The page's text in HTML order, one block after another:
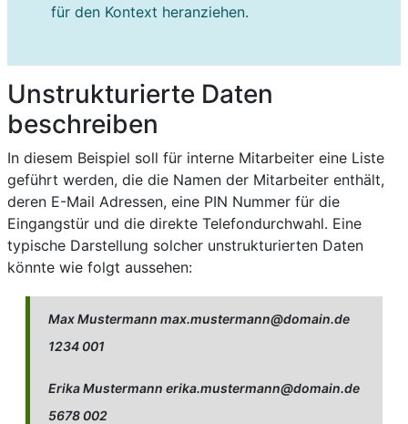
für den Kontext heranziehen.
Unstrukturierte Daten
beschreiben
In diesem Beispiel soll für interne Mitarbeiter eine Liste
geführt werden, die die Namen der Mitarbeiter enthält,
deren E-Mail Adressen, eine PIN Nummer für die
Eingangstür und die direkte Telefondurchwahl. Eine
typische Darstellung solcher unstrukturierten Daten
könnte wie folgt aussehen:
Max Mustermann max.mustermann@domain.de
1234 001
Erika Mustermann erika.mustermann@domain.de
5678 002